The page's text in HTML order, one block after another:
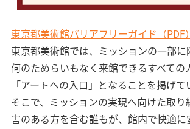
東京都美術館バリアフリーガイド（PDF）
東京都美術館では、ミッションの一部
何のためらいもなく来館できるすべての
「アートへの入口」となることを掲げて
そこで、ミッションの実現へ向けた取り
害のある方を含む誰もが、館内で快適に